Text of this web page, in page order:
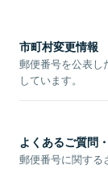
市町村変更情報
郵便番号を公表し
しています。
よくあるご質問
郵便番号に関する